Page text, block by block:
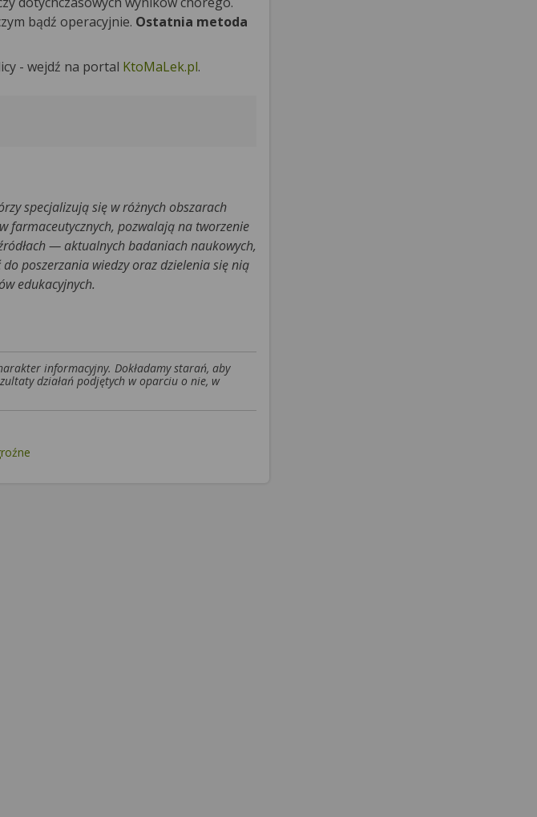
bądź operacyjnie. Ostatnia metoda
- wejdź na portal KtoMaLek.pl.
specjalizują się w różnych obszarach
farmaceutycznych, pozwalają na tworzenie
— aktualnych badaniach naukowych,
poszerzania wiedzy oraz dzielenia się nią
edukacyjnych.
informacyjny. Dokładamy starań, aby
działań podjętych w oparciu o nie, w